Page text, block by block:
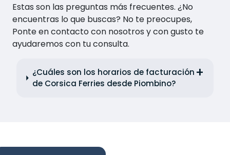
Estas son las preguntas más frecuentes. ¿No
encuentras lo que buscas? No te preocupes,
Ponte en contacto con nosotros y con gusto te
ayudaremos con tu consulta.
¿Cuáles son los horarios de facturación
de Corsica Ferries desde Piombino?